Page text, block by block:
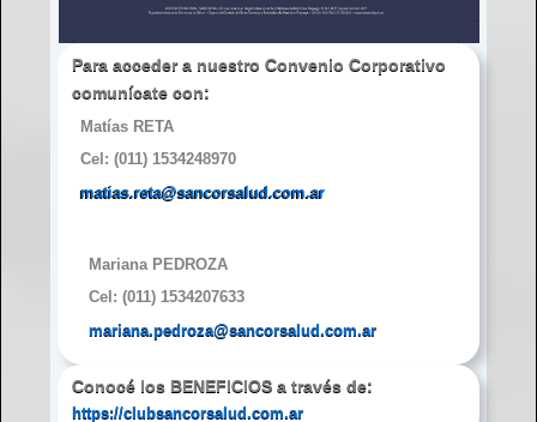
Para acceder a nuestro Convenio Corporativo
comunícate con:
Matías RETA
Cel: (011) 1534248970
matias.reta@sancorsalud.com.ar
Mariana PEDROZA
Cel: (011) 1534207633
mariana.pedroza@sancorsalud.com.ar
Conocé los BENEFICIOS a través de:
https://clubsancorsalud.com.ar